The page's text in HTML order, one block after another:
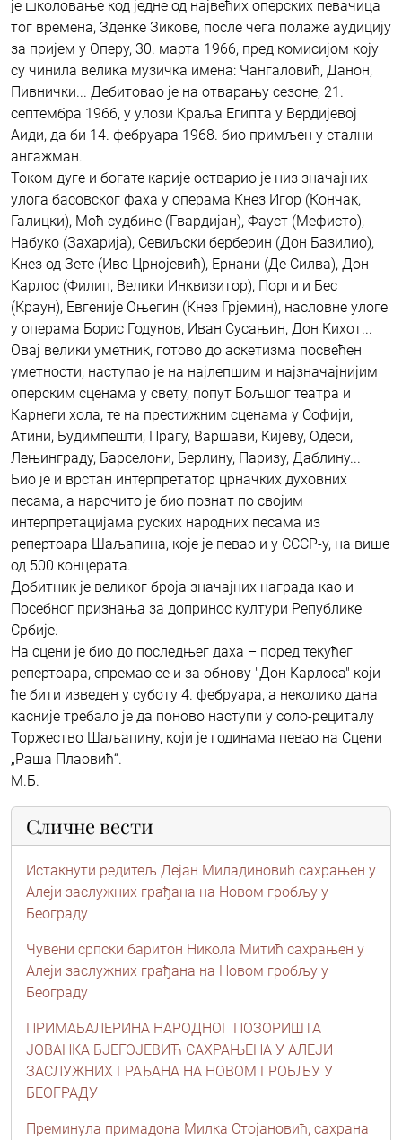
је школовање код једне од највећих оперских певачица
тог времена, Зденке Зикове, после чега полаже аудицију
за пријем у Оперу, 30. марта 1966, пред комисијом коју
су чинила велика музичка имена: Чангаловић, Данон,
Пивнички... Дебитовао је на отварању сезоне, 21.
септембра 1966, у улози Краља Египта у Вердијевој
Аиди, да би 14. фебруара 1968. био примљен у стални
ангажман.
Током дуге и богате карије остварио је низ значајних
улога басовског фаха у операма Кнез Игор (Кончак,
Галицки), Моћ судбине (Гвардијан), Фауст (Мефисто),
Набуко (Захарија), Севиљски берберин (Дон Базилио),
Кнез од Зете (Иво Црнојевић), Ернани (Де Силва), Дон
Карлос (Филип, Велики Инквизитор), Порги и Бес
(Краун), Евгеније Оњегин (Кнез Грјемин), насловне улоге
у операма Борис Годунов, Иван Сусањин, Дон Кихот...
Овај велики уметник, готово до аскетизма посвећен
уметности, наступао је на најлепшим и најзначајнијим
оперским сценама у свету, попут Бољшог театра и
Карнеги хола, те на престижним сценама у Софији,
Атини, Будимпешти, Прагу, Варшави, Кијеву, Одеси,
Лењинграду, Барселони, Берлину, Паризу, Даблину...
Био је и врстан интерпретатор црначких духовних
песама, а нарочито је био познат по својим
интерпретацијама руских народних песама из
репертоара Шаљапина, које је певао и у СССР-у, на више
од 500 концерата.
Добитник је великог броја значајних награда као и
Посебног признања за допринос култури Републике
Србије.
На сцени је био до последњег даха – поред текућег
репертоара, спремао се и за обнову "Дон Карлоса" који
ће бити изведен у суботу 4. фебруара, а неколико дана
касније требало је да поново наступи у соло-рециталу
Торжество Шаљапину, који је годинама певао на Сцени
„Раша Плаовић“.
М.Б.
Сличне вести
Истакнути редитељ Дејан Миладиновић сахрањен у
Алеји заслужних грађана на Новом гробљу у
Београду
Чувени српски баритон Никола Митић сахрањен у
Алеји заслужних грађана на Новом гробљу у
Београду
ПРИМАБАЛЕРИНА НАРОДНОГ ПОЗОРИШТА
ЈОВАНКА БЈЕГОЈЕВИЋ САХРАЊЕНА У АЛЕЈИ
ЗАСЛУЖНИХ ГРАЂАНА НА НОВОМ ГРОБЉУ У
БЕОГРАДУ
Преминула примадона Милка Стојановић, сахрана